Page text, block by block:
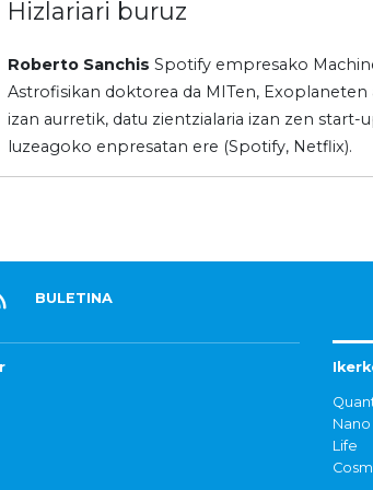
Hizlariari buruz
Roberto Sanchis Spotify empresako
Astrofisikan doktorea da MITen,
izan aurretik, datu zientzialaria izan zen
luzeagoko enpresatan ere (Spotify, Netflix).
BULETINA
Nano
Life